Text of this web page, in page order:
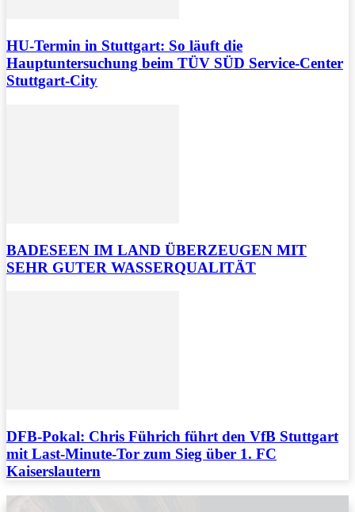
HU-Termin in Stuttgart: So läuft die
Hauptuntersuchung beim TÜV SÜD Service-Center
Stuttgart-City
BADESEEN IM LAND ÜBERZEUGEN MIT
SEHR GUTER WASSERQUALITÄT
DFB-Pokal: Chris Führich führt den VfB Stuttgart
mit Last-Minute-Tor zum Sieg über 1. FC
Kaiserslautern